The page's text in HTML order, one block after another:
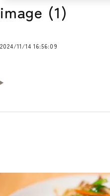
image (1)
2024/11/14 16:56:09